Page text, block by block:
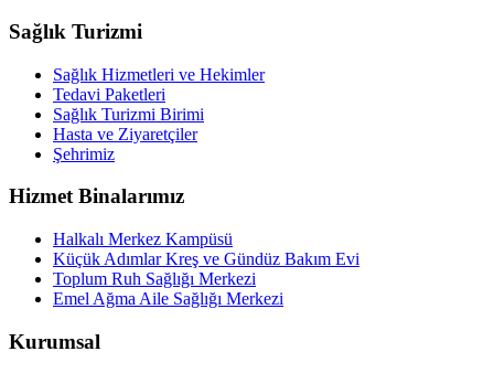
Sağlık Turizmi
Sağlık Hizmetleri ve Hekimler
Tedavi Paketleri
Sağlık Turizmi Birimi
Hasta ve Ziyaretçiler
Şehrimiz
Hizmet Binalarımız
Halkalı Merkez Kampüsü
Küçük Adımlar Kreş ve Gündüz Bakım Evi
Toplum Ruh Sağlığı Merkezi
Emel Ağma Aile Sağlığı Merkezi
Kurumsal